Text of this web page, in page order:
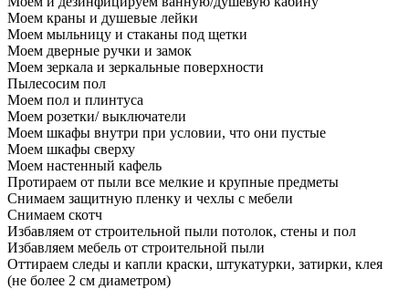
Моем краны и душевые лейки
Моем мыльницу и стаканы под щетки
Моем дверные ручки и замок
Моем зеркала и зеркальные поверхности
Пылесосим пол
Моем пол и плинтуса
Моем розетки/ выключатели
Моем шкафы внутри при условии, что они пустые
Моем шкафы сверху
Моем настенный кафель
Протираем от пыли все мелкие и крупные предметы
Снимаем защитную пленку и чехлы с мебели
Снимаем скотч
Избавляем от строительной пыли потолок, стены и пол
Избавляем мебель от строительной пыли
Оттираем следы и капли краски, штукатурки, затирки, клея
(не более 2 см диаметром)